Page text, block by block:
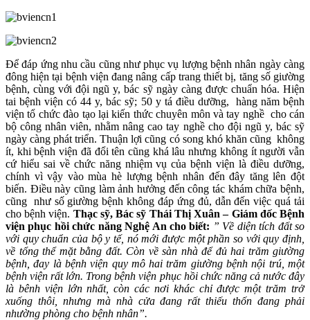
Để đáp ứng nhu cầu cũng như phục vụ lượng bệnh nhân ngày càng
đông hiện tại bệnh viện đang nâng cấp trang thiết bị, tăng số giường
bệnh, cùng với đội ngũ y, bác sỹ ngày càng được chuẩn hóa. Hiện
tai bệnh viện có 44 y, bác sỹ; 50 y tá điều dưỡng, hàng năm bệnh
viện tổ chức đào tạo lại kiến thức chuyên môn và tay nghề cho cán
bộ công nhân viên, nhằm nâng cao tay nghề cho đội ngũ y, bác sỹ
ngày càng phát triển. Thuận lợi cũng có song khó khăn cũng không
ít, khi bệnh viện đã đổi tên cũng khá lâu nhưng không ít người vẫn
cứ hiểu sai về chức năng nhiệm vụ của bệnh viện là điều dưỡng,
chính vì vậy vào mùa hè lượng bệnh nhân đến đây tăng lên đột
biến. Điều này cũng làm ảnh hưởng đến công tác khám chữa bệnh,
cũng như số giường bệnh không đáp ứng đủ, dẫn đến việc quá tải
cho bệnh viện. Thạc sỹ, Bác sỹ Thái Thị Xuân – Giám đốc Bệnh
viện phục hồi chức năng Nghệ An cho biết: ” Về diện tích đất so
với quy chuẩn của bộ y tế, nó mới được một phần so với quy định,
về tổng thể mặt bằng đất. Còn về sàn nhà để đủ hai trăm giường
bệnh, đay là bệnh viện quy mô hai trăm giường bệnh nội trú, một
bệnh viện rất lớn. Trong bệnh viện phục hồi chức năng cả nước đây
là bênh viện lớn nhất, còn các nơi khác chỉ được một trăm trở
xuống thôi, nhưng mà nhà cửa đang rất thiếu thốn đang phải
nhường phòng cho bệnh nhân”.